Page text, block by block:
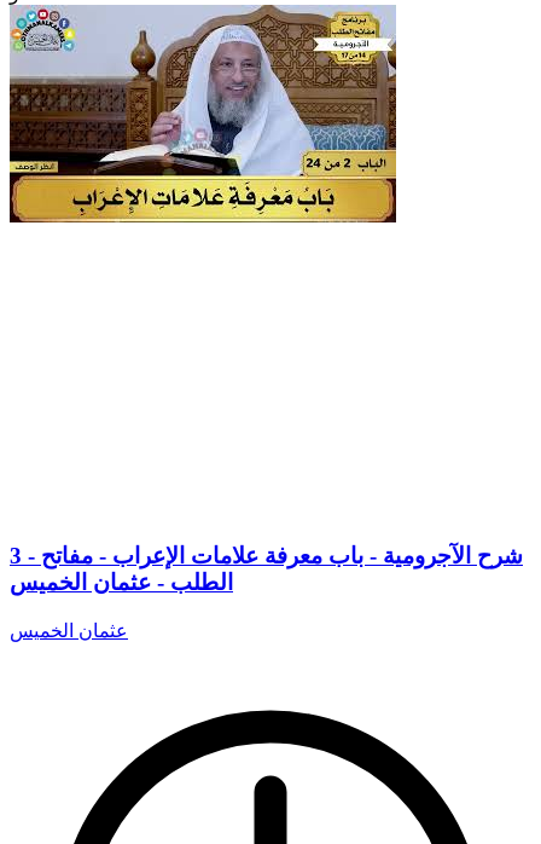
3 - شرح الآجرومية - باب معرفة علامات الإعراب - مفاتح
الطلب - عثمان الخميس
عثمان الخميس